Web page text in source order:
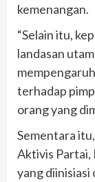
kemenangan.
“Selain itu,
landasan
terhadap
orang yang
Sementara
Aktivis Partai,
yang diinisiasi